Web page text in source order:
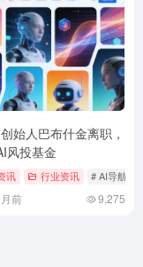
始人巴布什金离职，
风投基金
讯 行业资讯 # AI导航
前 9,275